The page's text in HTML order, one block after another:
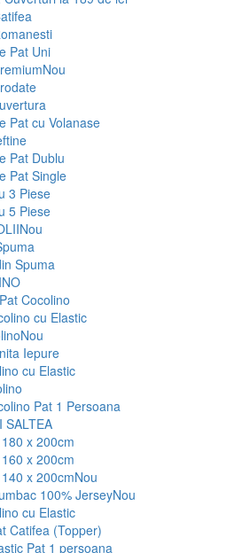
Pat Uni
Nou
Pat cu Volanase
Pat Dublu
Pat Single
3 Piese
5 Piese
Nou
Spuma
Cocolino
cu Elastic
Nou
Iepure
cu Elastic
Pat 1 Persoana
SALTEA
x 200cm
x 200cm
x 200cmNou
100% JerseyNou
cu Elastic
Catifea (Topper)
Pat 1 persoana